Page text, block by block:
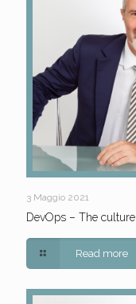
3 Maggio 2021
DevOps – The culture
Read more